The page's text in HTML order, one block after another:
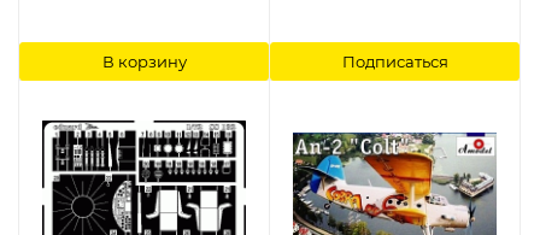
В корзину Подписаться